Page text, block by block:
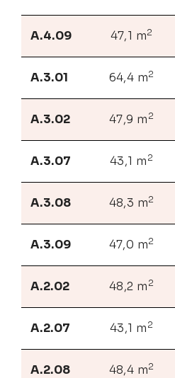
A.4.09 47,1 m2
A.3.01 64,4 m2
A.3.02 47,9 m 2
A.3.07 43,1 m 2
A.3.08 48,3 m2
A.3.09 47,0 m2
A.2.02 48,2 m 2
A.2.07 43,1 m 2
A.2.08 48,4 m2